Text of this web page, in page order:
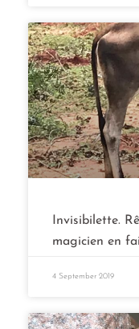
Invisibilette.
magicien en
4 September 2019